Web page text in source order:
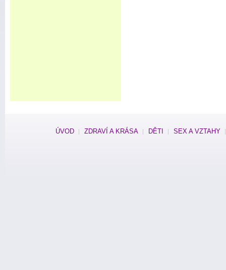
ÚVOD ZDRAVÍ A KRÁSA DĚTI SEX A VZTAHY